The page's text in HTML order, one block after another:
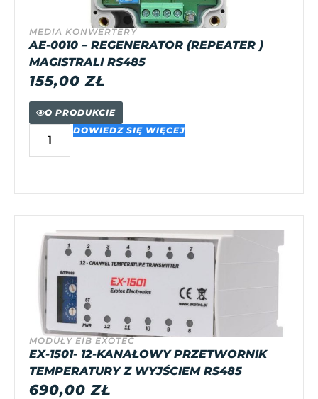
MEDIA KONWERTERY
AE-0010 – REGENERATOR (REPEATER )
MAGISTRALI RS485
155,00ZŁ
O PRODUKCIE
DOWIEDZ SIĘ WIĘCEJ
MODUŁY EIB EXOTEC
EX-1501- 12-KANAŁOWY PRZETWORNIK
TEMPERATURY Z WYJŚCIEM RS485
690,00ZŁ